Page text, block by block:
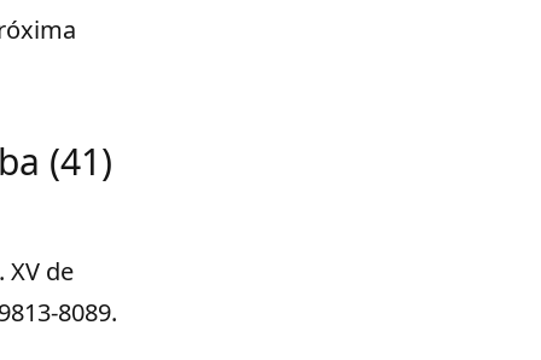
(41)
XV de
8089.